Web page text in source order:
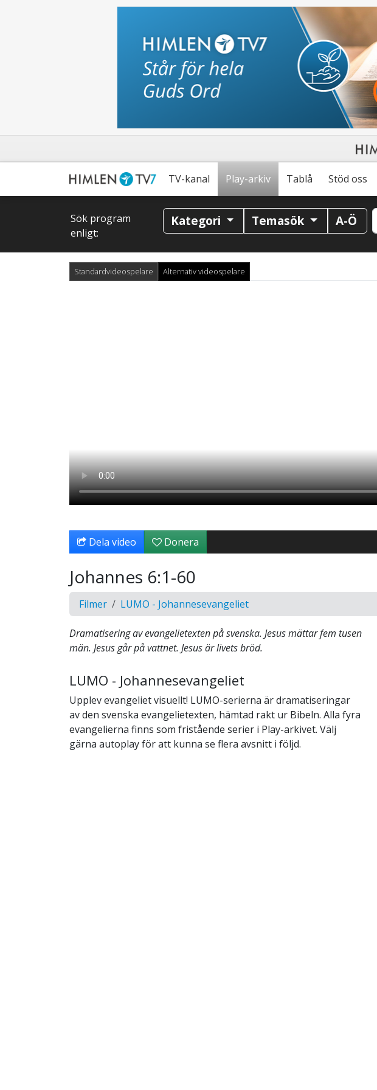
TV-kanal Play-arkiv Tablå Stöd oss
Sök program
enligt:
Kategori Temasök A-Ö
Standardvideospelare Alternativ videospelare
Dela video Donera
Johannes 6:1-60
Filmer LUMO - Johannesevangeliet
Dramatisering av evangelietexten på svenska. Jesus mättar fem tusen
män. Jesus går på vattnet. Jesus är livets bröd.
LUMO - Johannesevangeliet
Upplev evangeliet visuellt! LUMO-serierna är dramatiseringar
av den svenska evangelietexten, hämtad rakt ur Bibeln. Alla fyra
evangelierna finns som fristående serier i Play-arkivet. Välj
gärna autoplay för att kunna se flera avsnitt i följd.